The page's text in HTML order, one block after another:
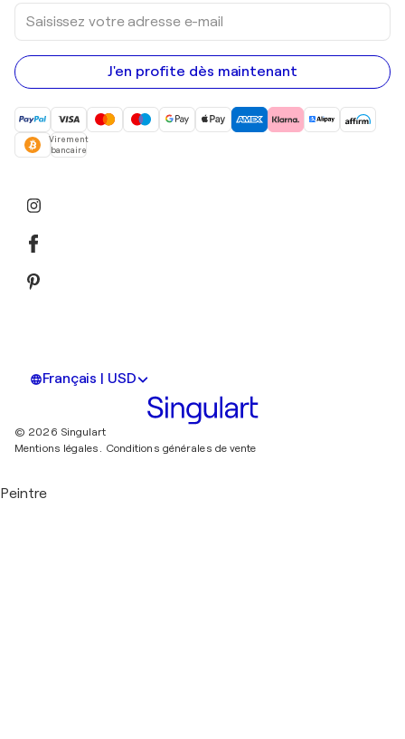
Saisissez
votre
adresse
e-
mail
J'en profite dès maintenant
Virement
bancaire
Français | USD
© 2026 Singulart
Mentions légales. Conditions générales de vente
Peintre